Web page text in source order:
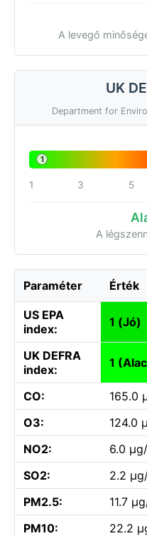
A levegő
UK
Department for
1
1 3 5
A
Paraméter Érték
US EPA
index:
1 (Jó)
UK DEFRA
index:
1
CO:
165.0
O3:
124.0
NO2:
6.0
SO2:
2.2
PM2.5:
11.7
PM10:
22.2